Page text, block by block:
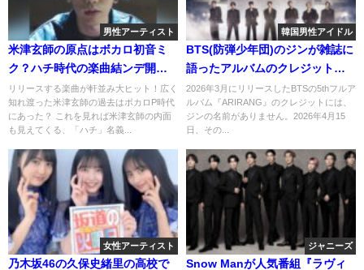
男性アーティスト
米津玄師の原点はボカロ初音ミ
ク？ハチ時代の楽曲結ンデ開イ
テ羅刹ト骸やパンダヒーローな
どについて考察！
リリースする楽曲が軒並み大ヒット！広く
知れ渡った米津玄師の過去はボカロP時代
にあった？ これを見れば米津玄師の内面
も見えてくる、「ハチ」名義...
韓国男性アイドル
BTS(防弾少年団)のジンが雑誌に
語ったアルバムのクレジットに
名前がない理由とは？
2026年3月にリリースしたBTSの5thフルア
ルバム『ARIRANG』のクレジットには、
ジンの名前がありません。2026年4月15
日、その...
女性アーティスト
乃木坂46の久保史緒里の高校で
ジャニーズ
Snow Manが人気番組『ラヴィ